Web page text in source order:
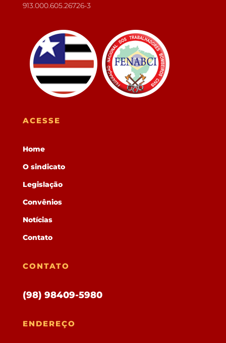
913.000.605.26726-3
ACESSE
Home
O sindicato
Legislação
Convênios
Notícias
Contato
CONTATO
(98) 98409-5980
ENDEREÇO